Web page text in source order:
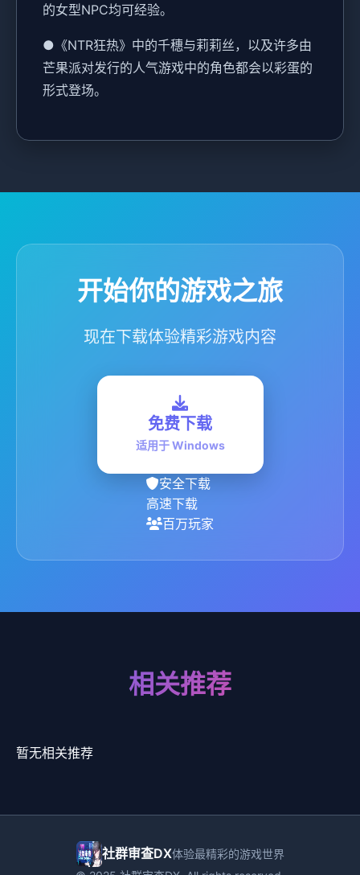
的女型NPC均可经验。
●《NTR狂热》中的千穗与莉莉丝，以及许多由
芒果派对发行的人气游戏中的角色都会以彩蛋的
形式登场。
开始你的游戏之旅
现在下载体验精彩游戏内容
免费下载
适用于 Windows
安全下载
高速下载
百万玩家
相关推荐
暂无相关推荐
社群审查DX体验最精彩的游戏世界